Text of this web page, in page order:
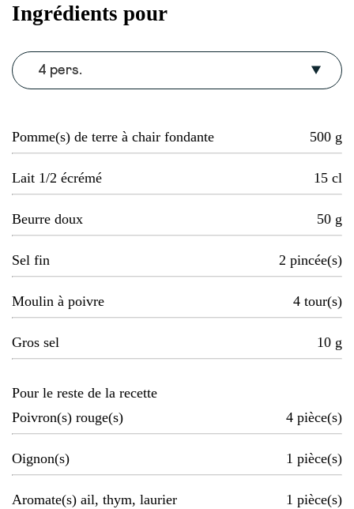
Ingrédients pour
4 pers.
Pomme(s) de terre à chair fondante 500 g
Lait 1/2 écrémé 15 cl
Beurre doux 50 g
Sel fin 2 pincée(s)
Moulin à poivre 4 tour(s)
Gros sel 10 g
Pour le reste de la recette
Poivron(s) rouge(s)
4 pièce(s)
Oignon(s) 1 pièce(s)
Aromate(s) ail, thym, laurier 1 pièce(s)